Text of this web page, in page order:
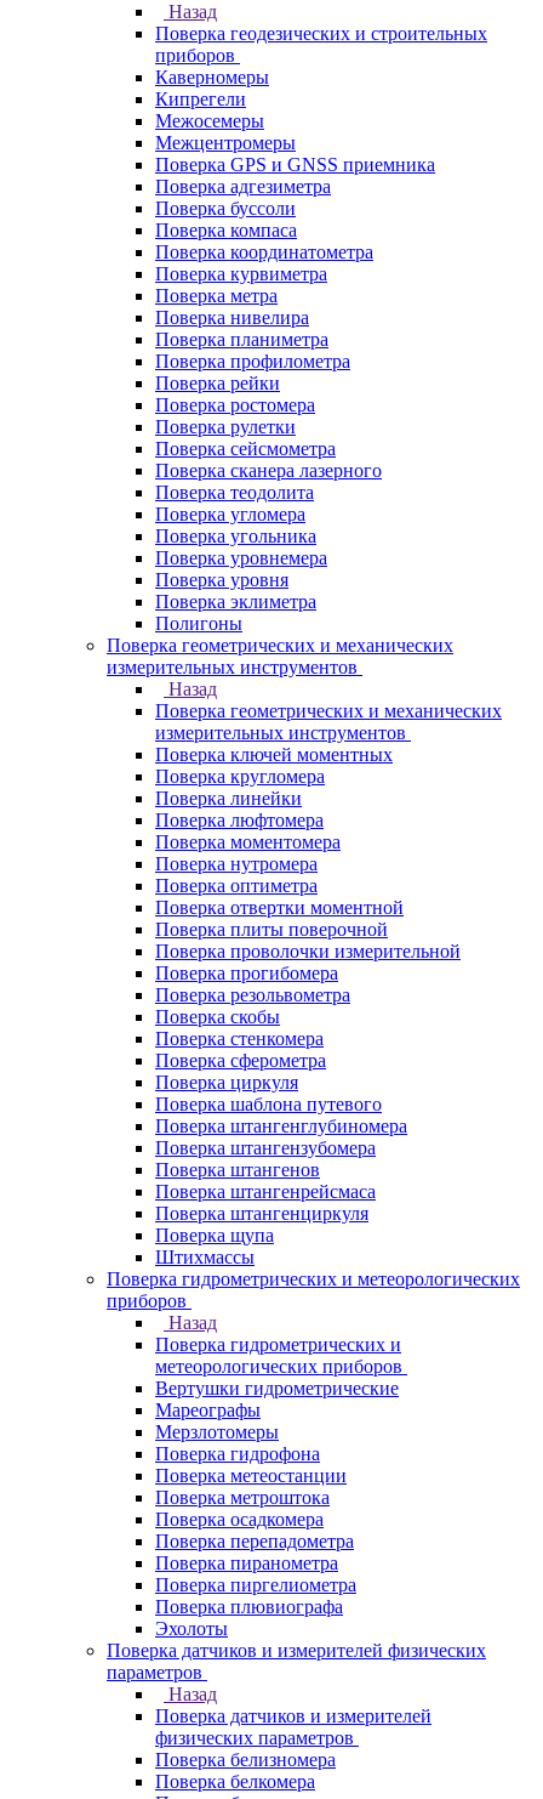
Назад
Поверка геодезических и строительных
приборов
Каверномеры
Кипрегели
Межосемеры
Межцентромеры
Поверка GPS и GNSS приемника
Поверка адгезиметра
Поверка буссоли
Поверка компаса
Поверка координатометра
Поверка курвиметра
Поверка метра
Поверка нивелира
Поверка планиметра
Поверка профилометра
Поверка рейки
Поверка ростомера
Поверка рулетки
Поверка сейсмометра
Поверка сканера лазерного
Поверка теодолита
Поверка угломера
Поверка угольника
Поверка уровнемера
Поверка уровня
Поверка эклиметра
Полигоны
Поверка геометрических и механических
измерительных инструментов
Назад
Поверка геометрических и механических
измерительных инструментов
Поверка ключей моментных
Поверка кругломера
Поверка линейки
Поверка люфтомера
Поверка моментомера
Поверка нутромера
Поверка оптиметра
Поверка отвертки моментной
Поверка плиты поверочной
Поверка проволочки измерительной
Поверка прогибомера
Поверка резольвометра
Поверка скобы
Поверка стенкомера
Поверка сферометра
Поверка циркуля
Поверка шаблона путевого
Поверка штангенглубиномера
Поверка штангензубомера
Поверка штангенов
Поверка штангенрейсмаса
Поверка штангенциркуля
Поверка щупа
Штихмассы
Поверка гидрометрических и метеорологических
приборов
Назад
Поверка гидрометрических и
метеорологических приборов
Вертушки гидрометрические
Мареографы
Мерзлотомеры
Поверка гидрофона
Поверка метеостанции
Поверка метроштока
Поверка осадкомера
Поверка перепадометра
Поверка пиранометра
Поверка пиргелиометра
Поверка плювиографа
Эхолоты
Поверка датчиков и измерителей физических
параметров
Назад
Поверка датчиков и измерителей
физических параметров
Поверка белизномера
Поверка белкомера